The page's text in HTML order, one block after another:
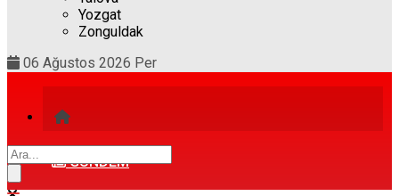
Yozgat
Zonguldak
06 Ağustos 2026 Per
GÜNDEM